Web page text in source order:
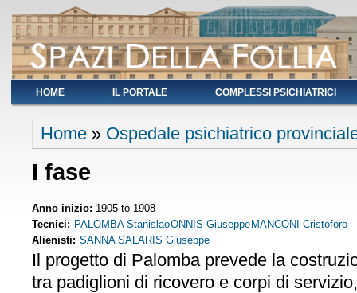
HOME IL PORTALE COMPLESSI PSICHIATRICI
You are here
Home » Ospedale psichiatrico
I fase
Anno inizio: 1905 to 1908
Tecnici: PALOMBA StanislaoONNIS GiuseppeMANCONI Cristoforo
Alienisti: SANNA SALARIS Giuseppe
Il progetto di Palomba prevede la
tra padiglioni di ricovero e corpi di